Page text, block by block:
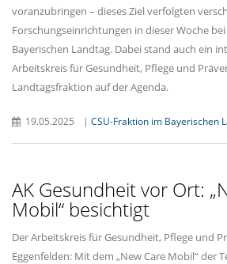
voranzubringen – dieses Ziel verfolgten
Forschungseinrichtungen in dieser Woche
Bayerischen Landtag. Dabei stand auch ein
Arbeitskreis für Gesundheit, Pflege und
Landtagsfraktion auf der Agenda.
19.05.2025 | CSU-Fraktion im Bayerischen
AK Gesundheit vor Ort:
Mobil“ besichtigt
Der Arbeitskreis für Gesundheit, Pflege und
Eggenfelden: Mit dem „New Care Mobil“ der